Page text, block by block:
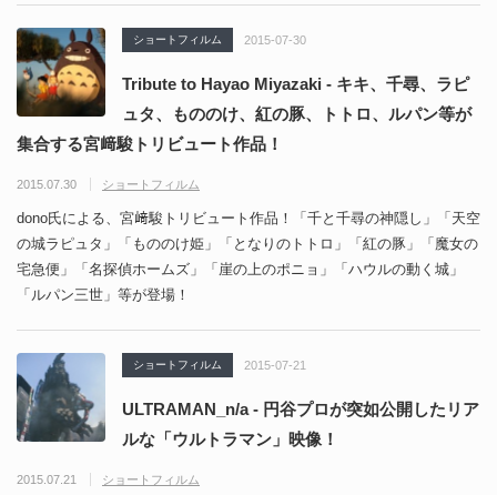
ショートフィルム 2015-07-30
Tribute to Hayao Miyazaki - キキ、千尋、ラピ
ュタ、もののけ、紅の豚、トトロ、ルパン等が
集合する宮﨑駿トリビュート作品！
2015.07.30 ショートフィルム
dono氏による、宮﨑駿トリビュート作品！「千と千尋の神隠し」「天空
の城ラピュタ」「もののけ姫」「となりのトトロ」「紅の豚」「魔女の
宅急便」「名探偵ホームズ」「崖の上のポニョ」「ハウルの動く城」
「ルパン三世」等が登場！
ショートフィルム 2015-07-21
ULTRAMAN_n/a - 円谷プロが突如公開したリア
ルな「ウルトラマン」映像！
2015.07.21 ショートフィルム